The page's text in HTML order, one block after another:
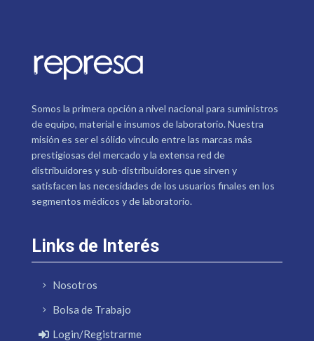
Somos la primera opción a nivel nacional para suministros
de equipo, material e insumos de laboratorio. Nuestra
misión es ser el sólido vínculo entre las marcas más
prestigiosas del mercado y la extensa red de
distribuidores y sub-distribuidores que sirven y
satisfacen las necesidades de los usuarios finales en los
segmentos médicos y de laboratorio.
Links de Interés
Nosotros
Bolsa de Trabajo
Login/Registrarme